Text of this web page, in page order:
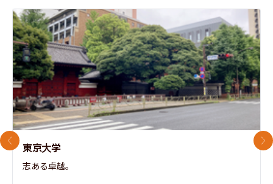
東京大学
志ある卓越。
前のスライド 次